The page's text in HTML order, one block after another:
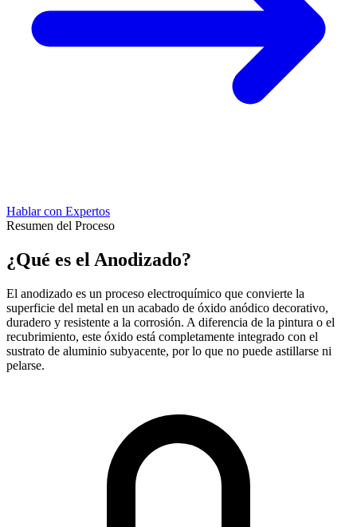
Hablar con Expertos
Resumen del Proceso
¿Qué es el Anodizado?
El anodizado es un proceso electroquímico que convierte la
superficie del metal en un acabado de óxido anódico decorativo,
duradero y resistente a la corrosión. A diferencia de la pintura o el
recubrimiento, este óxido está completamente integrado con el
sustrato de aluminio subyacente, por lo que no puede astillarse ni
pelarse.